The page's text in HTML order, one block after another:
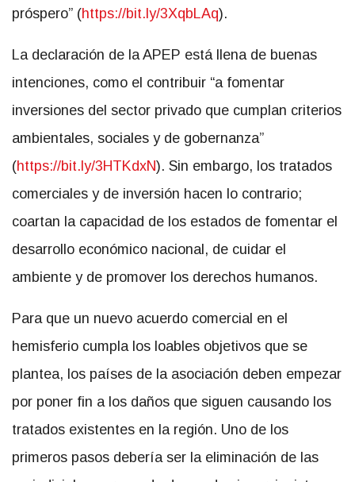
próspero” (https://bit.ly/3XqbLAq).
La declaración de la APEP está llena de buenas
intenciones, como el contribuir “a fomentar
inversiones del sector privado que cumplan criterios
ambientales, sociales y de gobernanza”
(https://bit.ly/3HTKdxN). Sin embargo, los tratados
comerciales y de inversión hacen lo contrario;
coartan la capacidad de los estados de fomentar el
desarrollo económico nacional, de cuidar el
ambiente y de promover los derechos humanos.
Para que un nuevo acuerdo comercial en el
hemisferio cumpla los loables objetivos que se
plantea, los países de la asociación deben empezar
por poner fin a los daños que siguen causando los
tratados existentes en la región. Uno de los
primeros pasos debería ser la eliminación de las